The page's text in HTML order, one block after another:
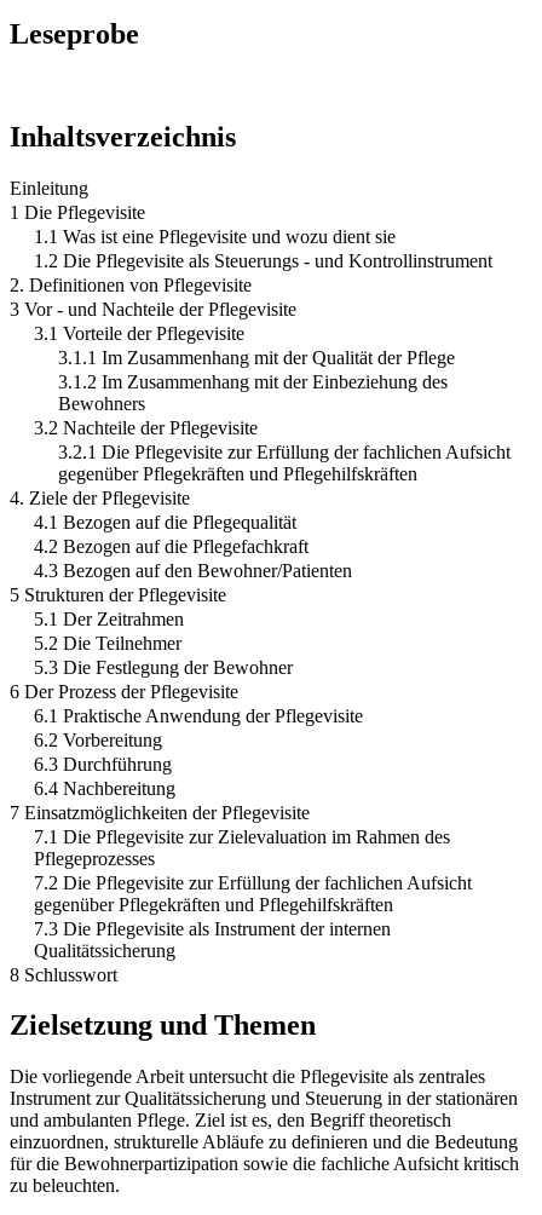
Leseprobe
Inhaltsverzeichnis
Einleitung
1 Die Pflegevisite
1.1 Was ist eine Pflegevisite und wozu dient sie
1.2 Die Pflegevisite als Steuerungs - und Kontrollinstrument
2. Definitionen von Pflegevisite
3 Vor - und Nachteile der Pflegevisite
3.1 Vorteile der Pflegevisite
3.1.1 Im Zusammenhang mit der Qualität der Pflege
3.1.2 Im Zusammenhang mit der Einbeziehung des
Bewohners
3.2 Nachteile der Pflegevisite
3.2.1 Die Pflegevisite zur Erfüllung der fachlichen Aufsicht
gegenüber Pflegekräften und Pflegehilfskräften
4. Ziele der Pflegevisite
4.1 Bezogen auf die Pflegequalität
4.2 Bezogen auf die Pflegefachkraft
4.3 Bezogen auf den Bewohner/Patienten
5 Strukturen der Pflegevisite
5.1 Der Zeitrahmen
5.2 Die Teilnehmer
5.3 Die Festlegung der Bewohner
6 Der Prozess der Pflegevisite
6.1 Praktische Anwendung der Pflegevisite
6.2 Vorbereitung
6.3 Durchführung
6.4 Nachbereitung
7 Einsatzmöglichkeiten der Pflegevisite
7.1 Die Pflegevisite zur Zielevaluation im Rahmen des
Pflegeprozesses
7.2 Die Pflegevisite zur Erfüllung der fachlichen Aufsicht
gegenüber Pflegekräften und Pflegehilfskräften
7.3 Die Pflegevisite als Instrument der internen
Qualitätssicherung
8 Schlusswort
Zielsetzung und Themen
Die vorliegende Arbeit untersucht die Pflegevisite als zentrales
Instrument zur Qualitätssicherung und Steuerung in der stationären
und ambulanten Pflege. Ziel ist es, den Begriff theoretisch
einzuordnen, strukturelle Abläufe zu definieren und die Bedeutung
für die Bewohnerpartizipation sowie die fachliche Aufsicht kritisch
zu beleuchten.